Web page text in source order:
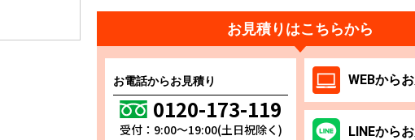
お見積りはこちらから
お電話からお見積り
0120-173-119
受付：9:00～19:00(土日祝除く)
WEBからお
LINEからお